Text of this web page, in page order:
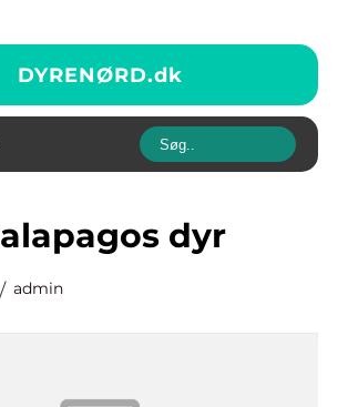
DYRENØRD.dk
galapagos dyr
admin